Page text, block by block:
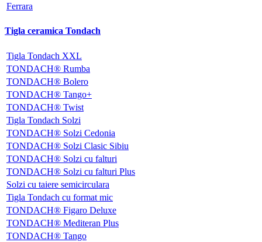
Ferrara
Tigla ceramica Tondach
Tigla Tondach XXL
TONDACH® Rumba
TONDACH® Bolero
TONDACH® Tango+
TONDACH® Twist
Tigla Tondach Solzi
TONDACH® Solzi Cedonia
TONDACH® Solzi Clasic Sibiu
TONDACH® Solzi cu falturi
TONDACH® Solzi cu falturi Plus
Solzi cu taiere semicirculara
Tigla Tondach cu format mic
TONDACH® Figaro Deluxe
TONDACH® Mediteran Plus
TONDACH® Tango